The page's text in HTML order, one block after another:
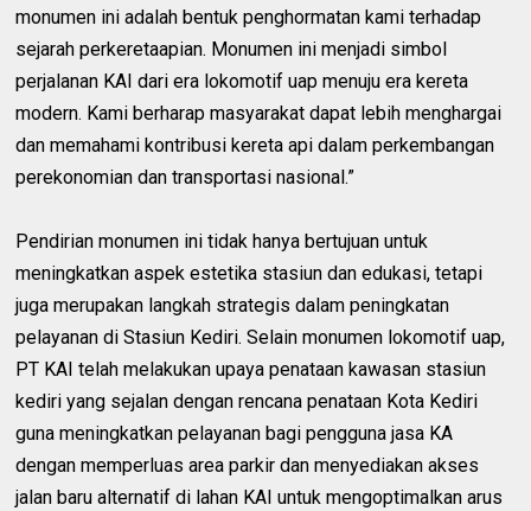
monumen ini adalah bentuk penghormatan kami terhadap
sejarah perkeretaapian. Monumen ini menjadi simbol
perjalanan KAI dari era lokomotif uap menuju era kereta
modern. Kami berharap masyarakat dapat lebih menghargai
dan memahami kontribusi kereta api dalam perkembangan
perekonomian dan transportasi nasional.”
Pendirian monumen ini tidak hanya bertujuan untuk
meningkatkan aspek estetika stasiun dan edukasi, tetapi
juga merupakan langkah strategis dalam peningkatan
pelayanan di Stasiun Kediri. Selain monumen lokomotif uap,
PT KAI telah melakukan upaya penataan kawasan stasiun
kediri yang sejalan dengan rencana penataan Kota Kediri
guna meningkatkan pelayanan bagi pengguna jasa KA
dengan memperluas area parkir dan menyediakan akses
jalan baru alternatif di lahan KAI untuk mengoptimalkan arus